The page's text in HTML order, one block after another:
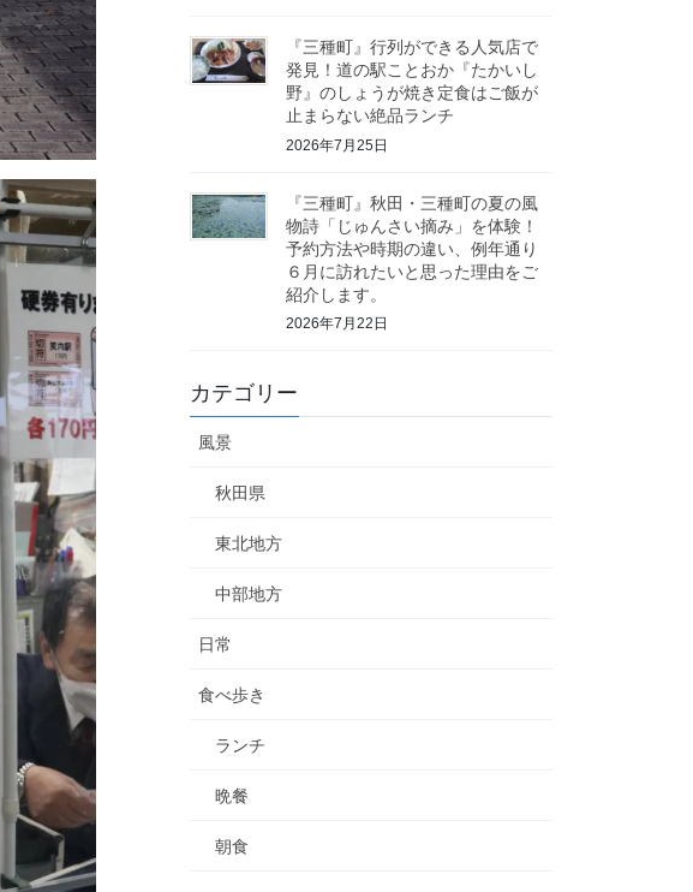
『三種町』行列ができる人気店で
発見！道の駅ことおか『たかいし
野』のしょうが焼き定食はご飯が
止まらない絶品ランチ
2026年7月25日
『三種町』秋田・三種町の夏の風
物詩「じゅんさい摘み」を体験！
予約方法や時期の違い、例年通り
６月に訪れたいと思った理由をご
紹介します。
2026年7月22日
カテゴリー
風景
秋田県
東北地方
中部地方
日常
食べ歩き
ランチ
晩餐
朝食